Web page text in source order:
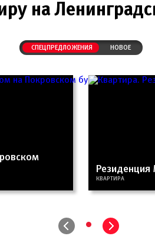
на
СПЕЦПРЕДЛОЖЕНИЯ НОВОЕ
Резиденция
КВАРТИРА
•